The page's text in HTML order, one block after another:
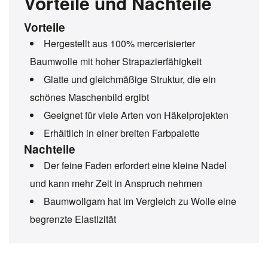
Vorteile
Hergestellt aus 100% mercerisierter
Baumwolle mit hoher Strapazierfähigkeit
Glatte und gleichmäßige Struktur, die ein
schönes Maschenbild ergibt
Geeignet für viele Arten von Häkelprojekten
Erhältlich in einer breiten Farbpalette
Nachteile
Der feine Faden erfordert eine kleine Nadel
und kann mehr Zeit in Anspruch nehmen
Baumwollgarn hat im Vergleich zu Wolle eine
begrenzte Elastizität